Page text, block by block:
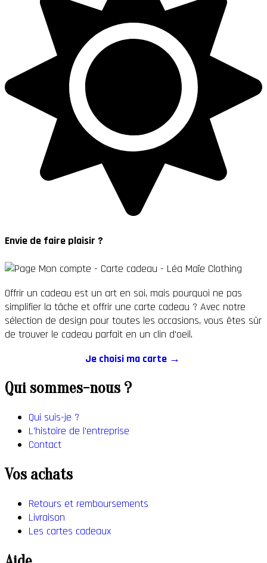
Envie de faire plaisir ?
Offrir un cadeau est un art en soi, mais pourquoi ne pas
simplifier la tâche et offrir une carte cadeau ? Avec notre
sélection de design pour toutes les occasions, vous êtes sûr
de trouver le cadeau parfait en un clin d’oeil.
Je choisi ma carte →
Qui sommes-nous ?
Qui suis-je ?
L’histoire de l’entreprise
Contact
Vos achats
Retours et remboursements
Livraison
Les cartes cadeaux